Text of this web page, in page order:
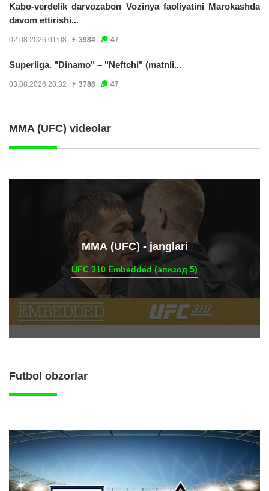
Kabo-verdelik darvozabon Vozinya faoliyatini Marokashda
davom ettirishi...
02.08.2026 01:08 3984 47
Superliga. "Dinamo" – "Neftchi" (matnli...
03.08.2026 20:32 3786 47
MMA (UFC) videolar
ММА (UFC) - janglari
UFC 310 Embedded (эпизод 5)
Futbol obzorlar